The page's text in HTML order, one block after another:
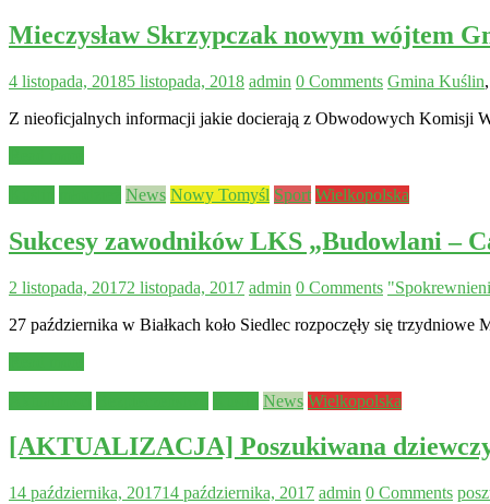
Mieczysław Skrzypczak nowym wójtem
4 listopada, 20185 listopada, 2018 admin 0 Comments Gmina Kuślin,
Z nieoficjalnych informacji jakie docierają z Obwodowych Komisji
News Nowy Tomyśl Sport Wielkopolska
Sukcesy zawodników LKS „Budowlani –
2 listopada, 20172 listopada, 2017 admin 0 Comments
27 października w Białkach koło Siedlec rozpoczęły się
News Wielkopolska
[AKTUALIZACJA] Poszukiwana
14 października, 201714 października, 2017 admin 0 Comments